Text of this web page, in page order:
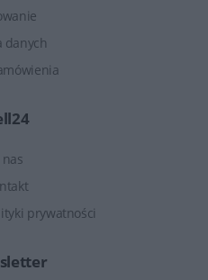
danych
nas
prywatności